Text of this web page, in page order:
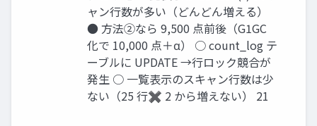
ャン行数が多い（どんどん増える）
● 方法②なら 9,500 点前後（G1GC
化で 10,000 点＋α） ○ count_log テ
ーブルに UPDATE →行ロック競合が
発生 ○ 一覧表示のスキャン行数は少
ない（25 行✖ 2 から増えない） 21